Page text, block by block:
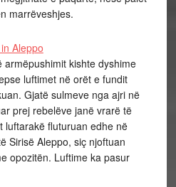
marrëveshjes.
armëpushimit kishte dyshime
luftimet në orët e fundit
Gjatë sulmeve nga ajri në
prej rebelëve janë vrarë të
luftarakë fluturuan edhe në
Sirisë Aleppo, siç njoftuan
opozitën. Luftime ka pasur